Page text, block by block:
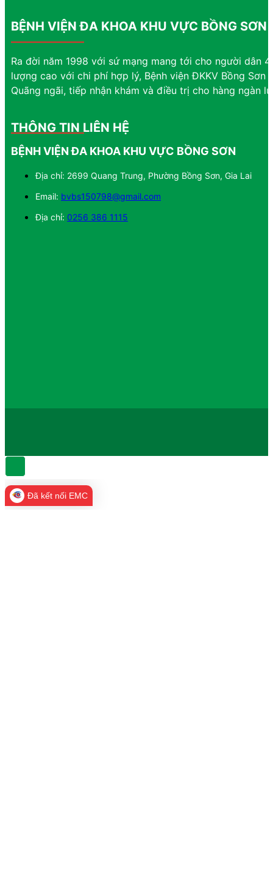
BỆNH VIỆN ĐA KHOA KHU VỰC BỒNG SƠN
Ra đời năm 1998 với sứ mạng mang tới cho người dân
lượng cao với chi phí hợp lý, Bệnh viện ĐKKV Bồng
Quãng ngãi, tiếp nhận khám và điều trị cho hàng ngàn
THÔNG TIN LIÊN HỆ
BỆNH VIỆN ĐA KHOA KHU VỰC BỒNG SƠN
Địa chỉ: 2699 Quang Trung, Phường Bồng Sơn, Gia Lai
Email: bvbs150798@gmail.com
Địa chỉ: 0256 386 1115
Đã kết nối EMC